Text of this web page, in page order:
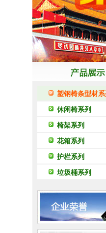
塑钢椅条型材系
休闲椅系列
椅架系列
花箱系列
护栏系列
垃圾桶系列